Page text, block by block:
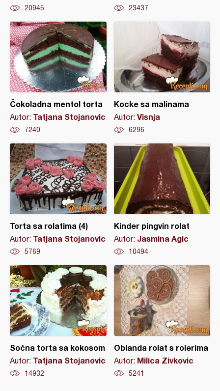
20945 23437
Čokoladna mentol torta
Autor: Tatjana Stojanovic
7240
Kocke sa malinama
Autor: Visnja
6296
Torta sa rolatima (4)
Autor: Tatjana Stojanovic
5769
Kinder pingvin rolat
Autor: Jasmina Agic
10494
Sočna torta sa kokosom
Autor: Tatjana Stojanovic
14932
Oblanda rolat s rolerima
Autor: Milica Zivkovic
5241